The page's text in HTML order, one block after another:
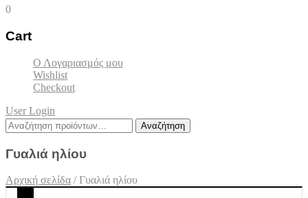
0
Cart
Ο Λογαριασμός μου
Wishlist
Checkout
User Login
Αναζήτηση
Αναζήτηση
Γυαλιά ηλίου
Αρχική σελίδα /Γυαλιά ηλίου